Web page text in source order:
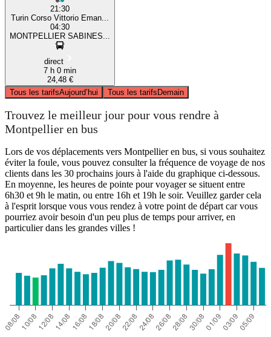
21:30
Turin Corso Vittorio Eman...
04:30
MONTPELLIER SABINES...
direct
7 h 0 min
24,48 €
Tous les tarifsAujourd’hui Tous les tarifsDemain
Trouvez le meilleur jour pour vous rendre à
Montpellier en bus
Lors de vos déplacements vers Montpellier en bus, si vous souhaitez
éviter la foule, vous pouvez consulter la fréquence de voyage de nos
clients dans les 30 prochains jours à l'aide du graphique ci-dessous.
En moyenne, les heures de pointe pour voyager se situent entre
6h30 et 9h le matin, ou entre 16h et 19h le soir. Veuillez garder cela
à l'esprit lorsque vous vous rendez à votre point de départ car vous
pourriez avoir besoin d'un peu plus de temps pour arriver, en
particulier dans les grandes villes !